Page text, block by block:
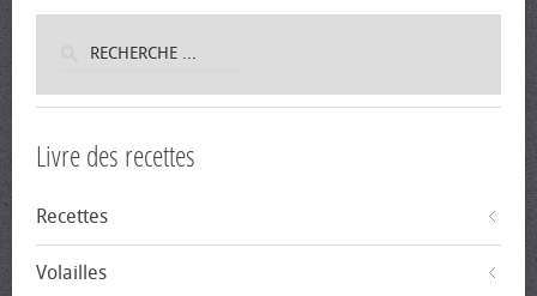
Livre des recettes
Recettes
Volailles